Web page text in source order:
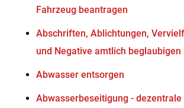
Fahrzeug beantragen
Abschriften, Ablichtungen,
und Negative amtlich beglaubigen
Abwasser entsorgen
Abwasserbeseitigung - dezentrale